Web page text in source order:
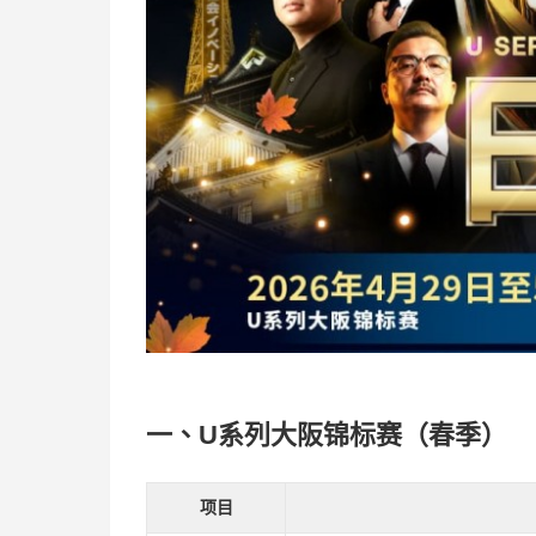
一、U系列大阪锦标赛（春季）
项目